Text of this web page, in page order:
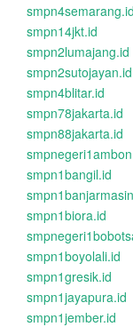
smpn4semarang.id
smpn14jkt.id
smpn2lumajang.id
smpn2sutojayan.id
smpn4blitar.id
smpn78jakarta.id
smpn88jakarta.id
smpn1bangil.id
smpn1biora.id
smpn1boyolali.id
smpn1gresik.id
smpn1jayapura.id
smpn1jember.id